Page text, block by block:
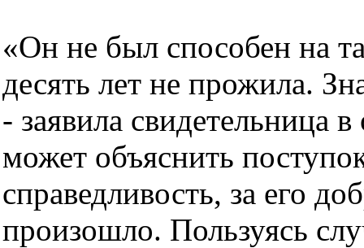
«Он не был способен на
десять лет не прожила.
- заявила свидетельница
может объяснить
справедливость, за его
произошло. Пользуясь